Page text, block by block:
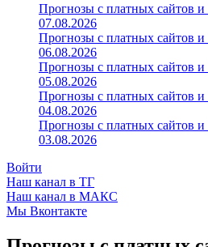
Прогнозы с платных сайтов
07.08.2026
Прогнозы с платных сайтов
06.08.2026
Прогнозы с платных сайтов
05.08.2026
Прогнозы с платных сайтов
04.08.2026
Прогнозы с платных сайтов
03.08.2026
Войти
Наш канал в ТГ
Наш канал в МАКС
Мы Вконтакте